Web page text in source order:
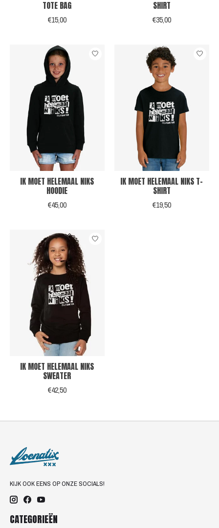
TOTE BAG
€15,00
SHIRT
€35,00
IK MOET HELEMAAL NIKS
HOODIE
€45,00
IK MOET HELEMAAL NIKS T-
SHIRT
€19,50
IK MOET HELEMAAL NIKS
SWEATER
€42,50
KIJK OOK EENS OP ONZE SOCIALS!
CATEGORIEËN